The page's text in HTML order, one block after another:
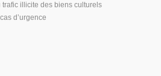
trafic illicite des biens culturels
d’urgence